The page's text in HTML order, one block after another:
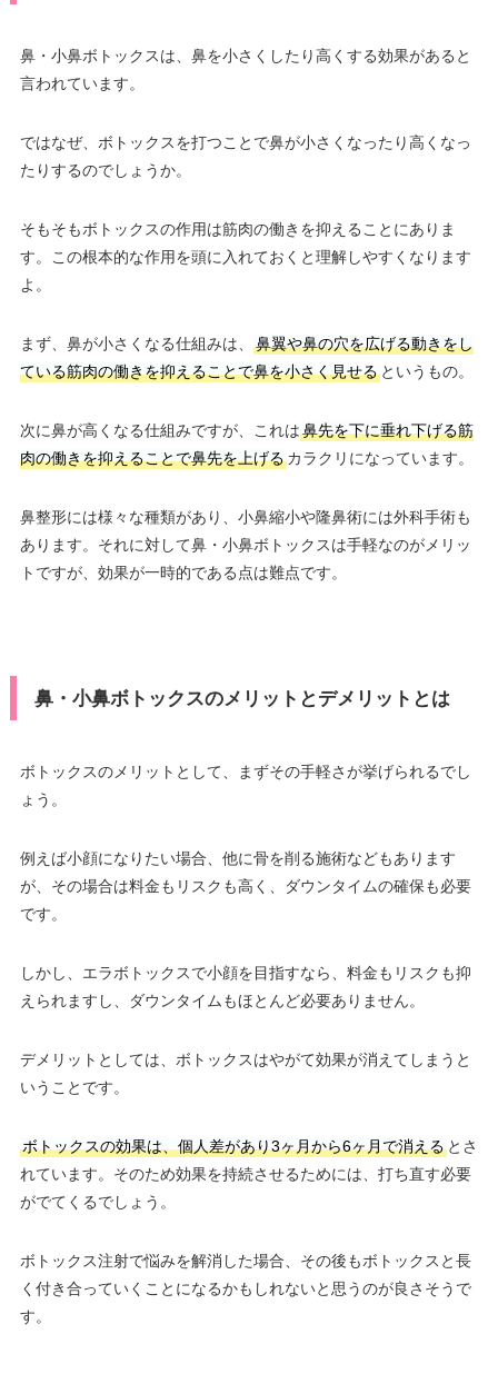
鼻・小鼻ボトックスは、鼻を小さくしたり高くする効果があると
言われています。
ではなぜ、ボトックスを打つことで鼻が小さくなったり高くなっ
たりするのでしょうか。
そもそもボトックスの作用は筋肉の働きを抑えることにありま
す。この根本的な作用を頭に入れておくと理解しやすくなります
よ。
まず、鼻が小さくなる仕組みは、
鼻翼や鼻の穴を広げる動きをし
ている筋肉の働きを抑えることで鼻を小さく見せるというもの。
次に鼻が高くなる仕組みですが、これは鼻先を下に垂れ下げる筋
肉の働きを抑えることで鼻先を上げるカラクリになっています。
鼻整形には様々な種類があり、小鼻縮小や隆鼻術には外科手術も
あります。それに対して鼻・小鼻ボトックスは手軽なのがメリッ
トですが、効果が一時的である点は難点です。
鼻・小鼻ボトックスのメリットとデメリットとは
ボトックスのメリットとして、まずその手軽さが挙げられるでし
ょう。
例えば小顔になりたい場合、他に骨を削る施術などもあります
が、その場合は料金もリスクも高く、ダウンタイムの確保も必要
です。
しかし、エラボトックスで小顔を目指すなら、料金もリスクも抑
えられますし、ダウンタイムもほとんど必要ありません。
デメリットとしては、ボトックスはやがて効果が消えてしまうと
いうことです。
ボトックスの効果は、個人差があり3ヶ月から6ヶ月で消えるとさ
れています。そのため効果を持続させるためには、打ち直す必要
がでてくるでしょう。
ボトックス注射で悩みを解消した場合、その後もボトックスと長
く付き合っていくことになるかもしれないと思うのが良さそうで
す。